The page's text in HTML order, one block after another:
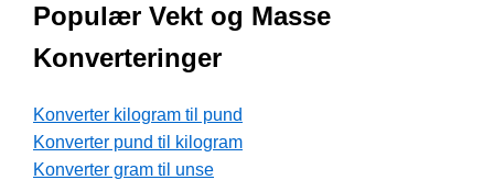
Populær Vekt og Masse
Konverteringer
Konverter kilogram til pund
Konverter pund til kilogram
Konverter gram til unse